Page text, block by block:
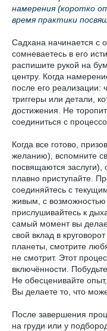
намерения (коротко
время практики
Садхана начинается с
сомневаетесь в его
распишите рукой на
центру. Когда
после его реализации:
триггеры или детали,
достижения. Не
соединиться с
Когда все готово,
желанию), вспомните
посвящаются
плавно приступайте.
соединяйтесь с
живым, с возможностью
прислушивайтесь к
самый момент вы
свой вклад в
планеты, смотрите
не смотрит. Этот
включённости.
Не обесценивайте
Вы делаете то, что
После завершения
на груди или у